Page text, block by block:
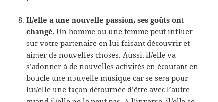
Il/elle a une nouvelle passion, ses goûts ont
changé. Un homme ou une femme peut influer
sur votre partenaire en lui faisant découvrir et
aimer de nouvelles choses. Aussi, il/elle va
s’adonner à de nouvelles activités en écoutant en
boucle une nouvelle musique car se sera pour
lui/elle une façon détournée d’être avec l’autre